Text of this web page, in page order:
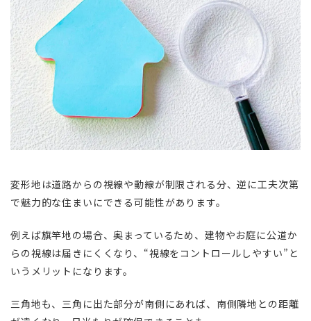
変形地は道路からの視線や動線が制限される分、逆に工夫次第
で魅力的な住まいにできる可能性があります。
例えば旗竿地の場合、奥まっているため、建物やお庭に公道か
らの視線は届きにくくなり、“視線をコントロールしやすい”と
いうメリットになります。
三角地も、三角に出た部分が南側にあれば、南側隣地との距離